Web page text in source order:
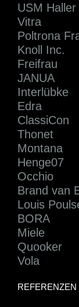
USM Haller
Vitra
Poltrona
Knoll Inc.
Freifrau
JANUA
Interlübke
Edra
ClassiCon
Thonet
Montana
Henge07
Occhio
Brand van
Louis
BORA
Miele
Quooker
Vola
REFERENZEN